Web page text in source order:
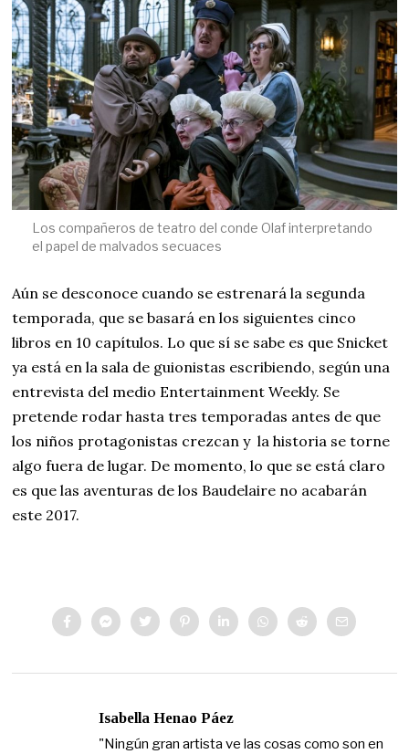
Los compañeros de teatro del conde Olaf interpretando
el papel de malvados secuaces
Aún se desconoce cuando se estrenará la segunda
temporada, que se basará en los siguientes cinco
libros en 10 capítulos. Lo que sí se sabe es que Snicket
ya está en la sala de guionistas escribiendo, según una
entrevista del medio Entertainment Weekly. Se
pretende rodar hasta tres temporadas antes de que
los niños protagonistas crezcan y la historia se torne
algo fuera de lugar. De momento, lo que se está claro
es que las aventuras de los Baudelaire no acabarán
este 2017.
Isabella Henao Páez
"Ningún gran artista ve las cosas como son en